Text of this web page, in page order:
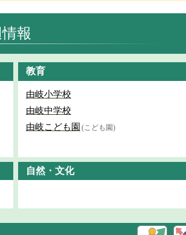
報
教育
由岐小学校
由岐中学校
由岐こども園 (こども園)
自然・文化